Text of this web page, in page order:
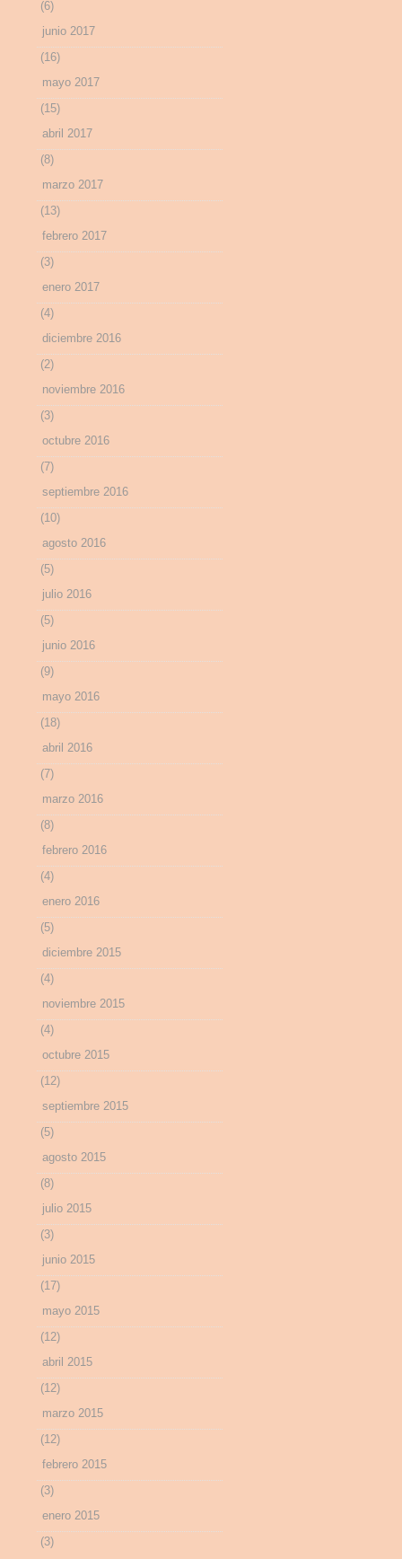
(6)
junio 2017
(16)
mayo 2017
(15)
abril 2017
(8)
marzo 2017
(13)
febrero 2017
(3)
enero 2017
(4)
diciembre 2016
(2)
noviembre 2016
(3)
octubre 2016
(7)
septiembre 2016
(10)
agosto 2016
(5)
julio 2016
(5)
junio 2016
(9)
mayo 2016
(18)
abril 2016
(7)
marzo 2016
(8)
febrero 2016
(4)
enero 2016
(5)
diciembre 2015
(4)
noviembre 2015
(4)
octubre 2015
(12)
septiembre 2015
(5)
agosto 2015
(8)
julio 2015
(3)
junio 2015
(17)
mayo 2015
(12)
abril 2015
(12)
marzo 2015
(12)
febrero 2015
(3)
enero 2015
(3)